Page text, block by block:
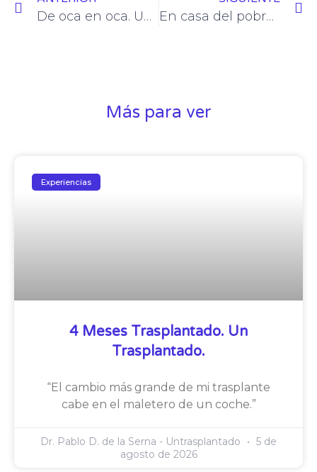
De oca en oca. Un trasplantado. En casa del pobre… Un trasplantado.
Más para ver
Experiencias
4 Meses Trasplantado. Un
Trasplantado.
“El cambio más grande de mi trasplante
cabe en el maletero de un coche.”
Dr. Pablo D. de la Serna - Untrasplantado
5 de
agosto de 2026